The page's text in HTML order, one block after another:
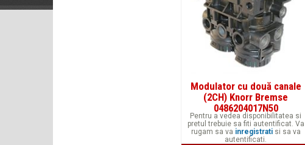
Modulator cu două canale
(2CH) Knorr Bremse
0486204017N50
Pentru a vedea disponibilitatea si
pretul trebuie sa fiti autentificat. Va
rugam sa va inregistratisi sa va
autentificati.